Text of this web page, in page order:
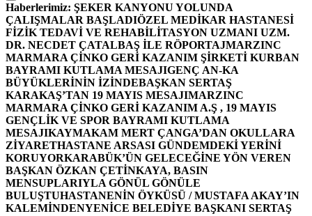
Haberlerimiz: ŞEKER KANYONU YOLUNDA
ÇALIŞMALAR BAŞLADIÖZEL MEDİKAR HASTANESİ
FİZİK TEDAVİ VE REHABİLİTASYON UZMANI UZM.
DR. NECDET ÇATALBAŞ İLE RÖPORTAJMARZINC
MARMARA ÇİNKO GERİ KAZANIM ŞİRKETİ KURBAN
BAYRAMI KUTLAMA MESAJIGENÇ AN-KA
BÜYÜKLERİNİN İZİNDEBAŞKAN SERTAŞ
KARAKAŞ’TAN 19 MAYIS MESAJIMARZINC
MARMARA ÇİNKO GERİ KAZANIM A.Ş , 19 MAYIS
GENÇLİK VE SPOR BAYRAMI KUTLAMA
MESAJIKAYMAKAM MERT ÇANGA’DAN OKULLARA
ZİYARETHASTANE ARSASI GÜNDEMDEKİ YERİNİ
KORUYORKARABÜK’ÜN GELECEĞİNE YÖN VEREN
BAŞKAN ÖZKAN ÇETİNKAYA, BASIN
MENSUPLARIYLA GÖNÜL GÖNÜLE
BULUŞTUHASTANENİN ÖYKÜSÜ / MUSTAFA AKAY’IN
KALEMİNDENYENİCE BELEDİYE BAŞKANI SERTAŞ